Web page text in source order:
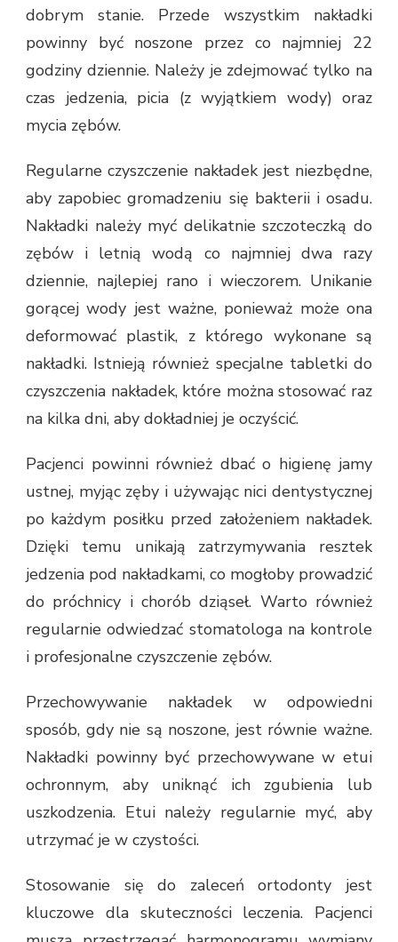
dobrym stanie. Przede wszystkim nakładki
powinny być noszone przez co najmniej 22
godziny dziennie. Należy je zdejmować tylko na
czas jedzenia, picia (z wyjątkiem wody) oraz
mycia zębów.
Regularne czyszczenie nakładek jest niezbędne,
aby zapobiec gromadzeniu się bakterii i osadu.
Nakładki należy myć delikatnie szczoteczką do
zębów i letnią wodą co najmniej dwa razy
dziennie, najlepiej rano i wieczorem. Unikanie
gorącej wody jest ważne, ponieważ może ona
deformować plastik, z którego wykonane są
nakładki. Istnieją również specjalne tabletki do
czyszczenia nakładek, które można stosować raz
na kilka dni, aby dokładniej je oczyścić.
Pacjenci powinni również dbać o higienę jamy
ustnej, myjąc zęby i używając nici dentystycznej
po każdym posiłku przed założeniem nakładek.
Dzięki temu unikają zatrzymywania resztek
jedzenia pod nakładkami, co mogłoby prowadzić
do próchnicy i chorób dziąseł. Warto również
regularnie odwiedzać stomatologa na kontrole
i profesjonalne czyszczenie zębów.
Przechowywanie nakładek w odpowiedni
sposób, gdy nie są noszone, jest równie ważne.
Nakładki powinny być przechowywane w etui
ochronnym, aby uniknąć ich zgubienia lub
uszkodzenia. Etui należy regularnie myć, aby
utrzymać je w czystości.
Stosowanie się do zaleceń ortodonty jest
kluczowe dla skuteczności leczenia. Pacjenci